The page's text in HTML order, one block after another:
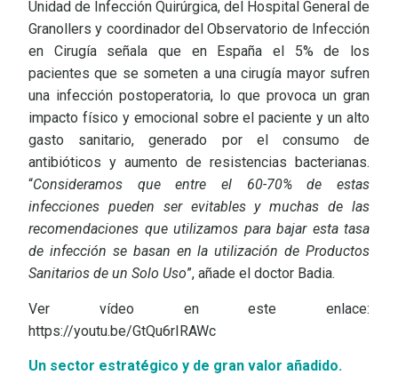
Unidad de Infección Quirúrgica, del Hospital General de
Granollers y coordinador del Observatorio de Infección
en Cirugía señala que en España el 5% de los
pacientes que se someten a una cirugía mayor sufren
una infección postoperatoria, lo que provoca un gran
impacto físico y emocional sobre el paciente y un alto
gasto sanitario, generado por el consumo de
antibióticos y aumento de resistencias bacterianas.
“Consideramos que entre el 60-70% de estas
infecciones pueden ser evitables y muchas de las
recomendaciones que utilizamos para bajar esta tasa
de infección se basan en la utilización de Productos
Sanitarios de un Solo Uso”, añade el doctor Badia.
Ver vídeo en este enlace:
https://youtu.be/GtQu6rIRAWc
Un sector estratégico y de gran valor añadido.